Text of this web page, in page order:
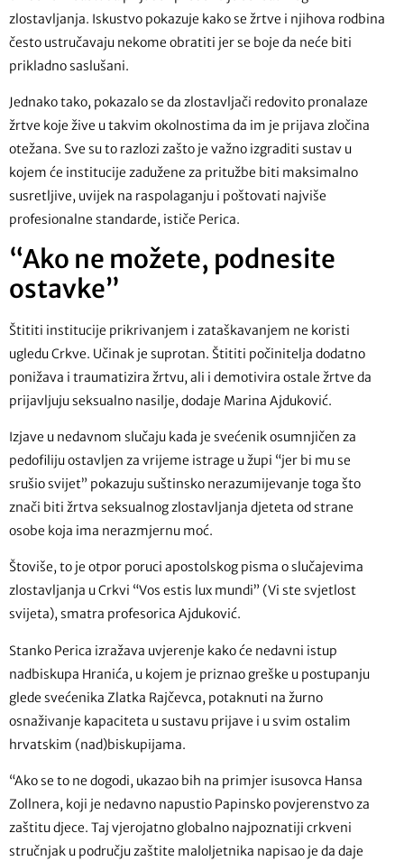
zlostavljanja. Iskustvo pokazuje kako se žrtve i njihova rodbina
često ustručavaju nekome obratiti jer se boje da neće biti
prikladno saslušani.
Jednako tako, pokazalo se da zlostavljači redovito pronalaze
žrtve koje žive u takvim okolnostima da im je prijava zločina
otežana. Sve su to razlozi zašto je važno izgraditi sustav u
kojem će institucije zadužene za pritužbe biti maksimalno
susretljive, uvijek na raspolaganju i poštovati najviše
profesionalne standarde, ističe Perica.
“Ako ne možete, podnesite
ostavke”
Štititi institucije prikrivanjem i zataškavanjem ne koristi
ugledu Crkve. Učinak je suprotan. Štititi počinitelja dodatno
ponižava i traumatizira žrtvu, ali i demotivira ostale žrtve da
prijavljuju seksualno nasilje, dodaje Marina Ajduković.
Izjave u nedavnom slučaju kada je svećenik osumnjičen za
pedofiliju ostavljen za vrijeme istrage u župi “jer bi mu se
srušio svijet” pokazuju suštinsko nerazumijevanje toga što
znači biti žrtva seksualnog zlostavljanja djeteta od strane
osobe koja ima nerazmjernu moć.
Štoviše, to je otpor poruci apostolskog pisma o slučajevima
zlostavljanja u Crkvi “Vos estis lux mundi” (Vi ste svjetlost
svijeta), smatra profesorica Ajduković.
Stanko Perica izražava uvjerenje kako će nedavni istup
nadbiskupa Hranića, u kojem je priznao greške u postupanju
glede svećenika Zlatka Rajčevca, potaknuti na žurno
osnaživanje kapaciteta u sustavu prijave i u svim ostalim
hrvatskim (nad)biskupijama.
“Ako se to ne dogodi, ukazao bih na primjer isusovca Hansa
Zollnera, koji je nedavno napustio Papinsko povjerenstvo za
zaštitu djece. Taj vjerojatno globalno najpoznatiji crkveni
stručnjak u području zaštite maloljetnika napisao je da daje